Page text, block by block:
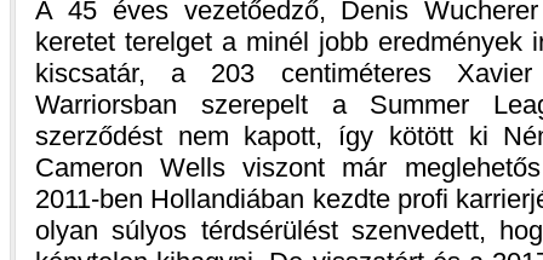
A 45 éves vezetőedző, Denis
keretet terelget a minél jobb eredmények
kiscsatár, a 203 centiméteres
Warriorsban szerepelt a Summer
szerződést nem kapott, így kötött ki
Cameron Wells viszont már
2011-ben Hollandiában kezdte profi
olyan súlyos térdsérülést szenvedett,